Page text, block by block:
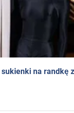
na randkę